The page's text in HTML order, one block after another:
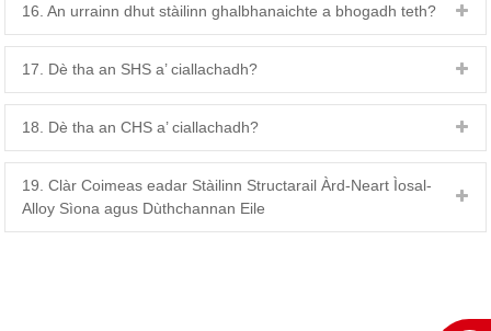
16. An urrainn dhut stàilinn ghalbhanaichte a bhogadh teth?
17. Dè tha an SHS a’ ciallachadh?
18. Dè tha an CHS a’ ciallachadh?
19. Clàr Coimeas eadar Stàilinn Structarail Àrd-Neart Ìosal-
Alloy Sìona agus Dùthchannan Eile